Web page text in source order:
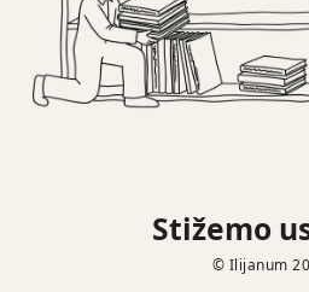
Stižemo
© Ilijanum